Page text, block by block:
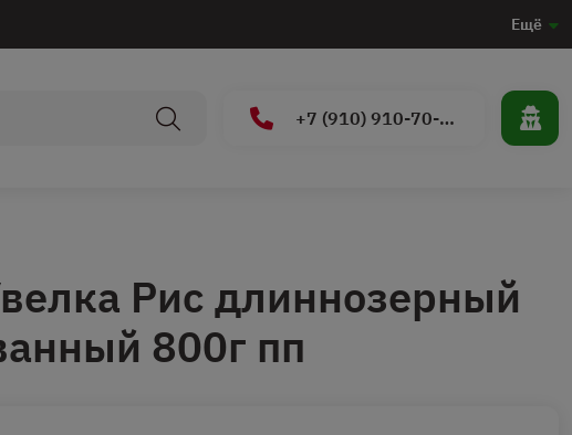
Ещё
+7 (910) 910-70-15
Рис длиннозерный
800г пп